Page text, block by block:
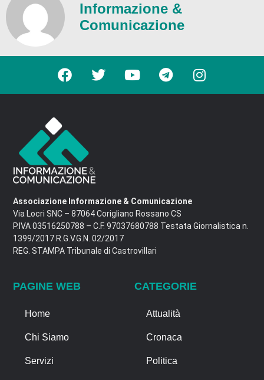
Informazione &
Comunicazione
Associazione Informazione & Comunicazione
Via Locri SNC – 87064 Corigliano Rossano CS
P.IVA 03516250788 – C.F. 97037680788 Testata Giornalistica n.
1399/2017 R.G.V.G.N. 02/2017
REG. STAMPA Tribunale di Castrovillari
PAGINE WEB
Home
Chi Siamo
Servizi
CATEGORIE
Attualità
Cronaca
Politica